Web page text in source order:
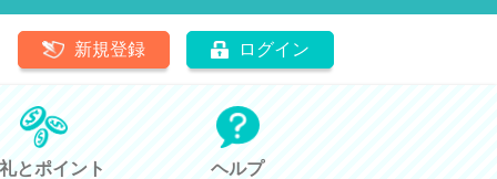
新規登録 ログイン
とポイント ヘルプ